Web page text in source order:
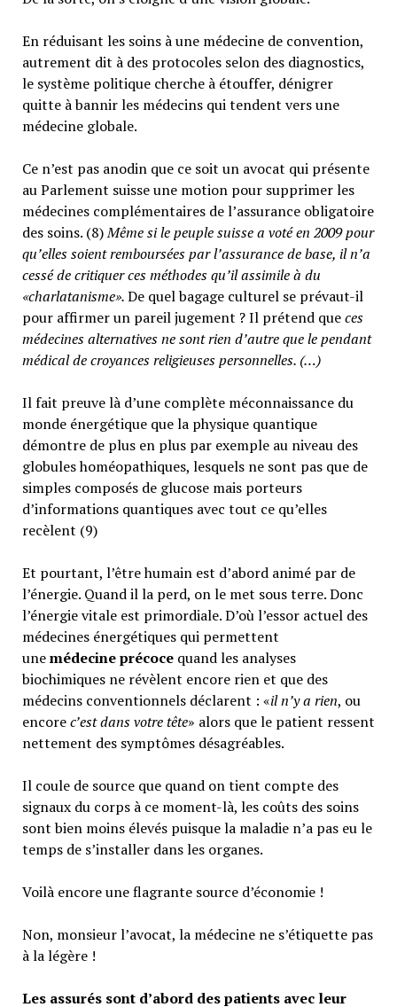
En réduisant les soins à une médecine de convention,
autrement dit à des protocoles selon des diagnostics,
le système politique cherche à étouffer, dénigrer
quitte à bannir les médecins qui tendent vers une
médecine globale.
Ce n’est pas anodin que ce soit un avocat qui présente
au Parlement suisse une motion pour supprimer les
médecines complémentaires de l’assurance obligatoire
des soins. (8)Même si le peuple suisse a voté en 2009 pour
qu’elles soient remboursées par l’assurance de base, il n’a
cessé de critiquer ces méthodes qu’il assimile à du
«charlatanisme».De quel bagage culturel se prévaut-il
pour affirmer un pareil jugement ? Il prétend queces
médecines alternatives ne sont rien d’autre que le pendant
médical de croyances religieuses personnelles. (…)
Il fait preuve là d’une complète méconnaissance du
monde énergétique que la physique quantique
démontre de plus en plus par exemple au niveau des
globules homéopathiques, lesquels ne sont pas que de
simples composés de glucose mais porteurs
d’informations quantiques avec tout ce qu’elles
recèlent (9)
Et pourtant, l’être humain est d’abord animé par de
l’énergie. Quand il la perd, on le met sous terre. Donc
l’énergie vitale est primordiale. D’où l’essor actuel des
médecines énergétiques qui permettent
unemédecine précoce quand les analyses
biochimiques ne révèlent encore rien et que des
médecins conventionnels déclarent : «il n’y a rien, ou
encorec’est dans votre tête» alors que le patient ressent
nettement des symptômes désagréables.
Il coule de source que quand on tient compte des
signaux du corps à ce moment-là, les coûts des soins
sont bien moins élevés puisque la maladie n’a pas eu le
temps de s’installer dans les organes.
Voilà encore une flagrante source d’économie !
Non, monsieur l’avocat, la médecine ne s’étiquette pas
à la légère !
Les assurés sont d’abord des patients avec leur